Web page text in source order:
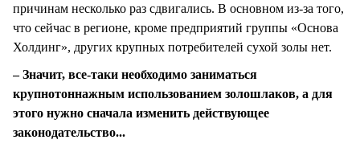
причинам несколько раз сдвигались. В основном из-за того,
что сейчас в регионе, кроме предприятий группы «Основа
Холдинг», других крупных потребителей сухой золы нет.
– Значит, все-таки необходимо заниматься
крупнотоннажным использованием золошлаков, а для
этого нужно сначала изменить действующее
законодательство...